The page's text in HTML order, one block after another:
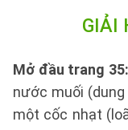
GIẢI
Mở đầu trang 35:
nước muối
một cốc nhạt